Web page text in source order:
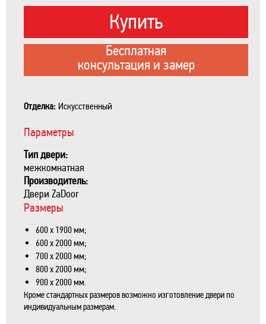
Купить
Бесплатная
консультация и замер
Отделка: Искусственный
Параметры
Тип двери:
межкомнатная
Производитель:
Двери ZaDoor
Размеры
600 х 1900 мм;
600 х 2000 мм;
700 х 2000 мм;
800 х 2000 мм;
900 х 2000 мм.
Кроме стандартных размеров возможно изготовление двери по
индивидуальным размерам.